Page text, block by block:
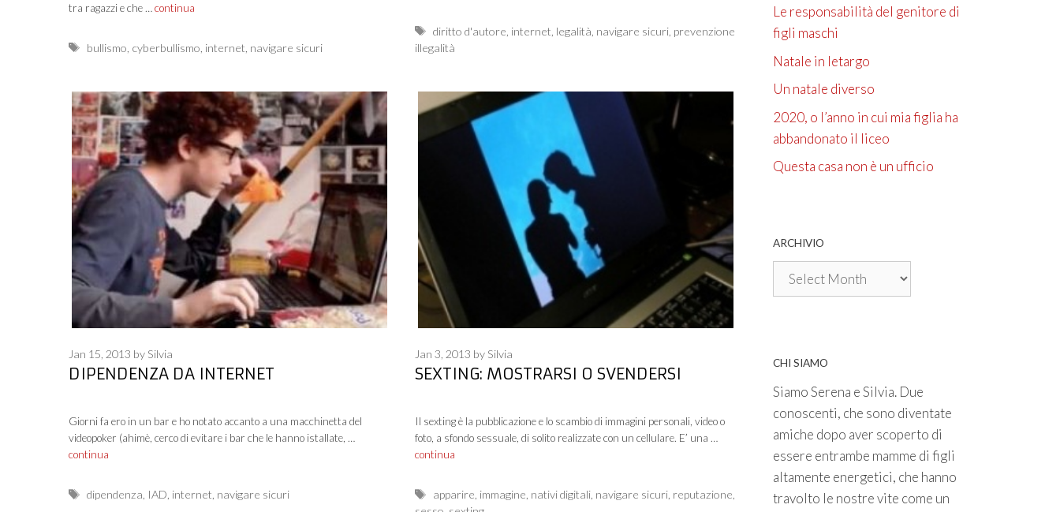
tra ragazzi e che … continua
Tags
bullismo cyberbullismo internet navigare sicuri
Tags
diritto d'autore internet legalità navigare sicuri, prevenzione
illegalità
DIPENDENZA DA INTERNET
Jan 15, 2013 by Silvia
Giorni fa ero in un bar e ho notato accanto a una macchinetta del
videopoker (ahimè, cerco di evitare i bar che le hanno istallate, …
continua
Tags
dipendenza IAD internet navigare sicuri
SEXTING: MOSTRARSI O SVENDERSI
Jan 3, 2013 by Silvia
Il sexting è la pubblicazione e lo scambio di immagini personali, video o
foto, a sfondo sessuale, di solito realizzate con un cellulare. E’ una …
continua
Tags
apparire immagine nativi digitali, navigare sicuri, reputazione
Le responsabilità del genitore di
figli maschi
Natale in letargo
Un natale diverso
2020, o l’anno in cui mia figlia ha
abbandonato il liceo
Questa casa non è un ufficio
ARCHIVIO
Archivio
CHI SIAMO
Siamo Serena e Silvia. Due
conoscenti, che sono diventate
amiche dopo aver scoperto di
essere entrambe mamme di figli
altamente energetici, che hanno
travolto le nostre vite come un